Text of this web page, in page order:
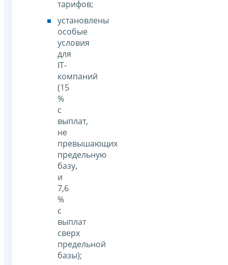
тарифов;
установлены
особые
условия
для
IT-
компаний
(15
%
с
выплат,
не
превышающих
предельную
базу,
и
7,6
%
с
выплат
сверх
предельной
базы);